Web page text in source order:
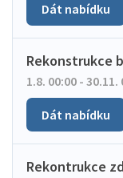
Dát nabídku
Rekonstrukce
1.8. 00:00 - 30.11.
Dát nabídku
Rekontrukce